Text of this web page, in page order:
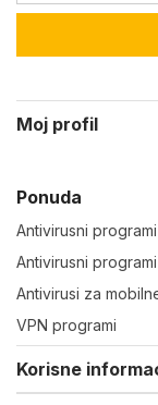
Moj profil
Ponuda
Antivirusni programi
Antivirusni
Antivirusi za
VPN programi
Korisne